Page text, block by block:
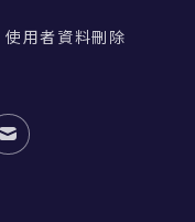
使用者資料刪除